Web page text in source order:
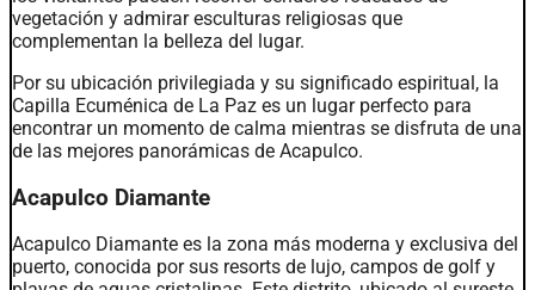
vegetación y admirar esculturas religiosas que
complementan la belleza del lugar.
Por su ubicación privilegiada y su significado espiritual, la
Capilla Ecuménica de La Paz es un lugar perfecto para
encontrar un momento de calma mientras se disfruta de una
de las mejores panorámicas de Acapulco.
Acapulco Diamante
Acapulco Diamante es la zona más moderna y exclusiva del
puerto, conocida por sus resorts de lujo, campos de golf y